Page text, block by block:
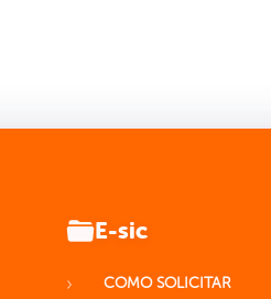
E-sic
COMO SOLICITAR